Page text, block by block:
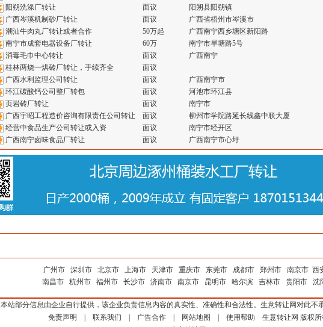
阳朔洗涤厂转让
面议
阳朔县阳朔镇
广西岑溪机制砂厂转让
面议
广西省梧州市岑溪市
潮汕牛肉丸厂转让或者合作
50万起
广西南宁西乡塘区新阳路
南宁市成套电器设备厂转让
60万
南宁市旱塘路5号
消毒毛巾中心转让
面议
广西南宁
桂林两烧一烘砖厂转让，手续齐全
面议
广西水利监理公司转让
面议
广西南宁市
环江碳酸钙公司整厂转包
面议
河池市环江县
页岩砖厂转让
面议
南宁市
广西宇昭工程造价咨询有限责任公司转让
面议
柳州市学院路延长线鑫中联大厦
经营中食品生产公司转让或入资
面议
南宁市经开区
广西南宁卤味食品厂转让
面议 广西南宁市心圩
广州市 深圳市 北京市 上海市 天津市 重庆市 东莞市 成都市 郑州市 南京市 西
南昌市
杭州市 福州市 长沙市 济南市 南京市 昆明市 哈尔滨 吉林市 贵阳市 沈
本站部分信息由企业自行提供，该企业负责信息内容的真实性、准确性和合法性。生意转让网对此不
免责声明
联系我们 广告合作| 网站地图 使用帮助 生意转让网 版权所